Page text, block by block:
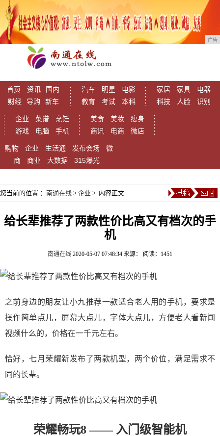
广告
首页 资讯
国内
财经
导购 新车
汽车 明星
电影
教育
考试 本科
家居 家具
电器
科技
人脸 识别
企业 菜谱
烹饪
游戏
电脑 手机
美食 美妆
瘦身
商讯
电商 微店
购物 企业 生活通 发布会场
微
商
商业 大数据 315爆光
您当前的位置 ： 南通在线 > 企业 > 内容正文
给长辈推荐了两款性价比高又有档次的手
机
南通在线 2020-05-07 07:48:34 来源： 阅读：1451
之前身边的朋友让小九推荐一款适合老人用的手机，要求是
操作简单点儿，屏幕大点儿，字体大点儿，方便老人看新闻
视频什么的，价格在一千元左右。
恰好，七月荣耀新发布了两款机型，两个价位，满足需求不
同的长辈。
荣耀畅玩8 —— 入门级智能机